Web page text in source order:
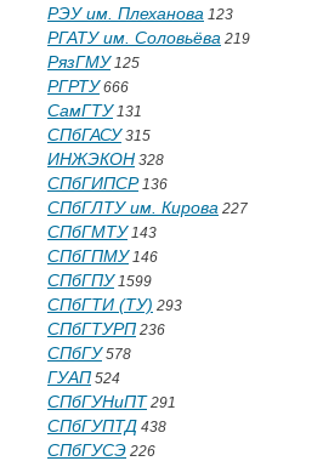
РЭУ им. Плеханова 123
РГАТУ им. Соловьёва 219
РязГМУ125
РГРТУ666
СамГТУ131
СПбГАСУ315
ИНЖЭКОН 328
СПбГИПСР136
СПбГЛТУ им. Кирова 227
СПбГМТУ143
СПбГПМУ146
СПбГПУ1599
СПбГТИ (ТУ) 293
СПбГТУРП 236
СПбГУ578
ГУАП 524
СПбГУНиПТ 291
СПбГУПТД 438
СПбГУСЭ 226